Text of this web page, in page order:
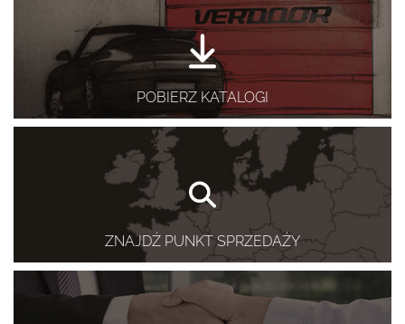
POBIERZ KATALOGI
ZNAJDŹ PUNKT SPRZEDAŻY